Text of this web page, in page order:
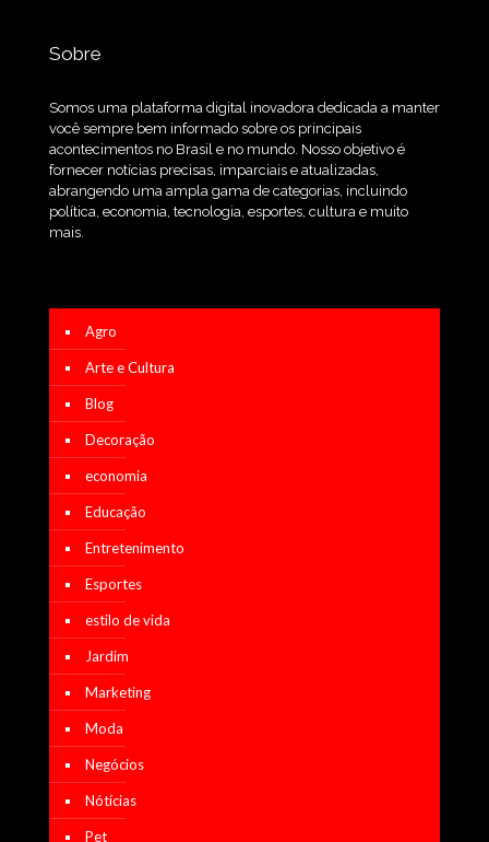
Sobre
Somos uma plataforma digital inovadora dedicada a manter
você sempre bem informado sobre os principais
acontecimentos no Brasil e no mundo. Nosso objetivo é
fornecer notícias precisas, imparciais e atualizadas,
abrangendo uma ampla gama de categorias, incluindo
política, economia, tecnologia, esportes, cultura e muito
mais.
Agro
Arte e Cultura
Blog
Decoração
economia
Educação
Entretenimento
Esportes
estilo de vida
Jardim
Marketing
Moda
Negócios
Nótícias
Pet